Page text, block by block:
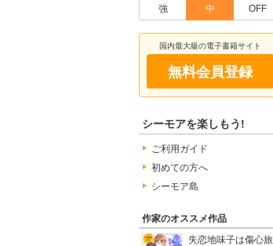
強 中 OFF
国内最大級の電子書籍サイト
無料会員登録
シーモアを楽しもう!
ご利用ガイド
初めての方へ
シーモア島
作家のオススメ作品
失恋地味子は傷心旅